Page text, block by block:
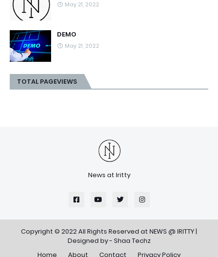
May 21, 2022
DEMO
May 21, 2022
TOTAL PAGEVIEWS
News at Iritty
Copyright © 2022 All Rights Reserved at NEWS @ IRITTY|
Designed by - Shaa Techz
Home
About Contact Privacy Policy